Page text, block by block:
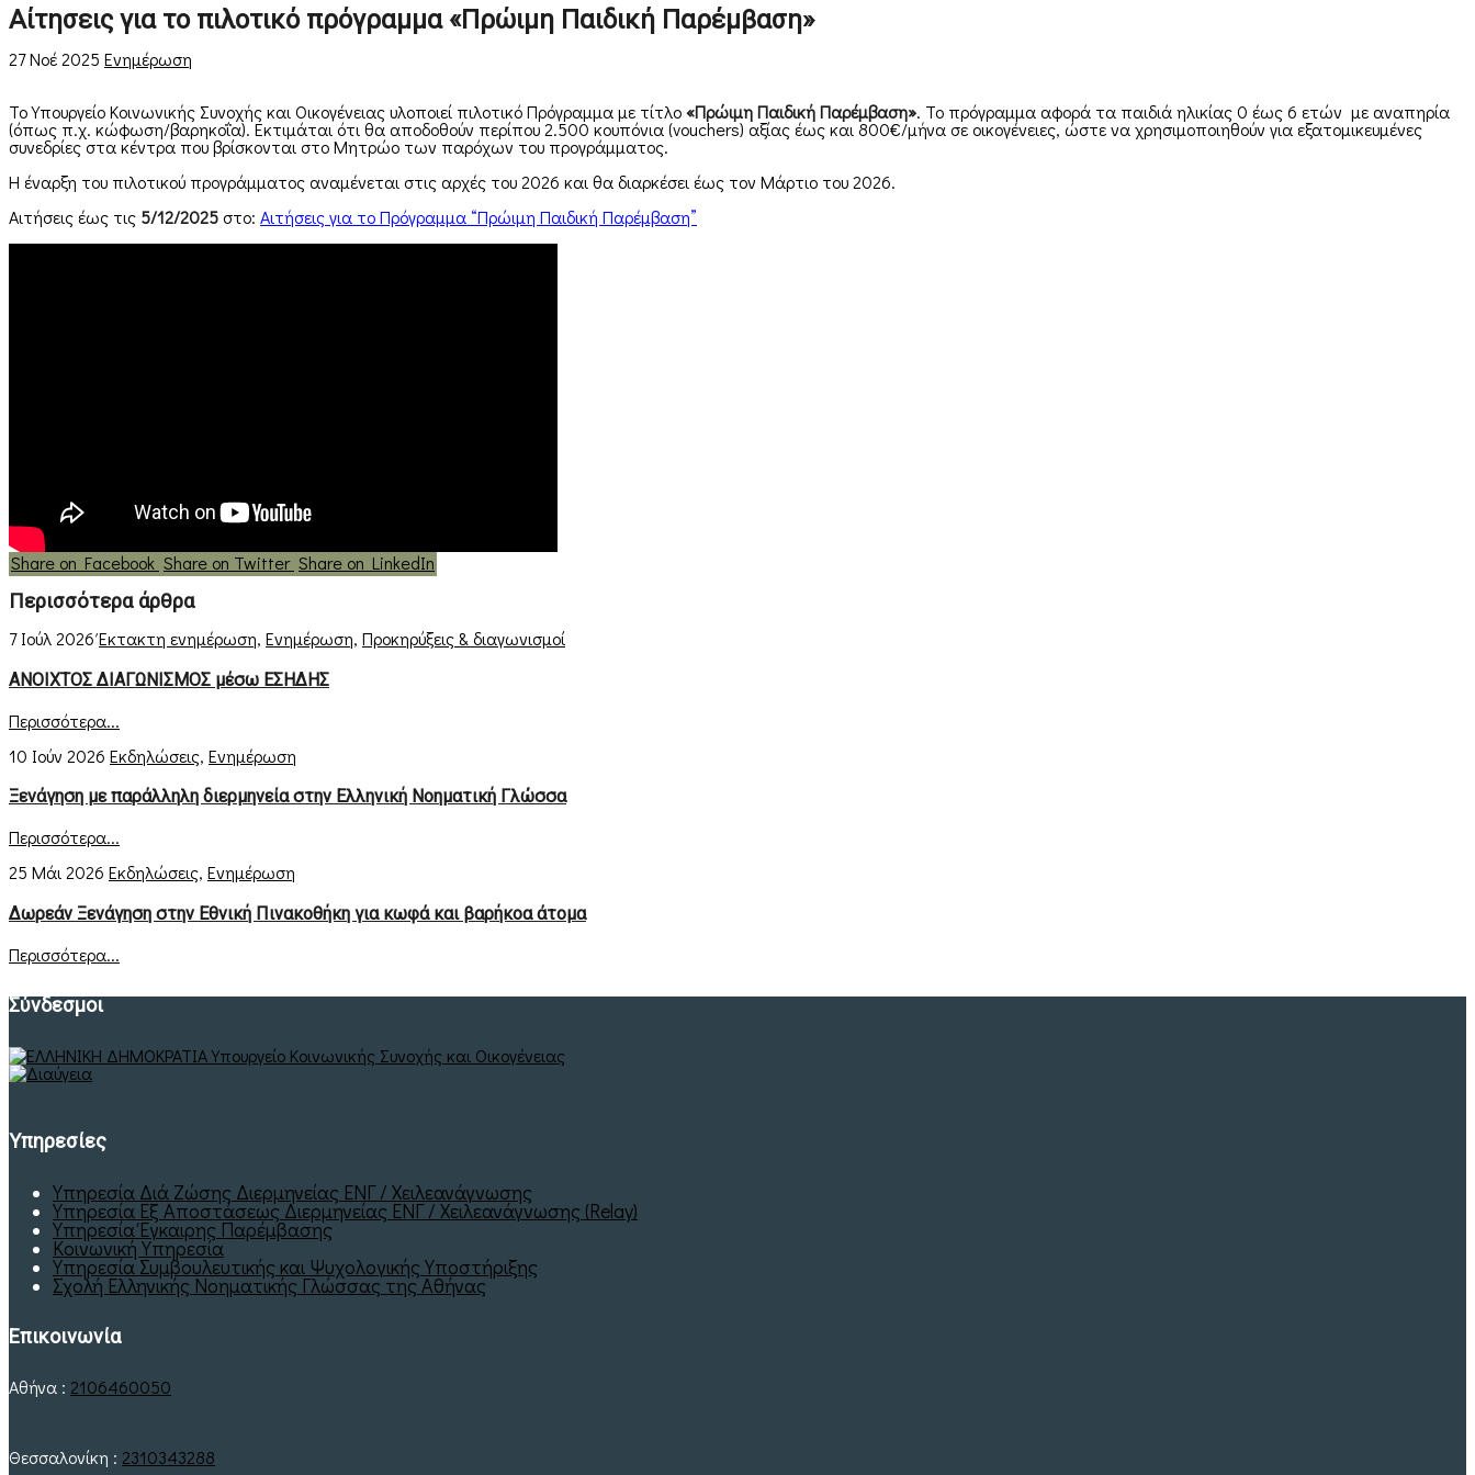
Αίτησεις για το πιλοτικό πρόγραμμα «Πρώιμη Παιδική Παρέμβαση»
27 Νοέ 2025 Ενημέρωση
Το Υπουργείο Κοινωνικής Συνοχής και Οικογένειας υλοποιεί πιλοτικό Πρόγραμμα με τίτλο«Πρώιμη Παιδική Παρέμβαση». Το πρόγραμμα αφορά τα παιδιά ηλικίας 0 έως 6 ετών με αναπηρία
(όπως π.χ. κώφωση/βαρηκοΐα). Εκτιμάται ότι θα αποδοθούν περίπου 2.500 κουπόνια (vouchers) αξίας έως και 800€/μήνα σε οικογένειες, ώστε να χρησιμοποιηθούν για εξατομικευμένες
συνεδρίες στα κέντρα που βρίσκονται στο Μητρώο των παρόχων του προγράμματος.
Η έναρξη του πιλοτικού προγράμματος αναμένεται στις αρχές του 2026 και θα διαρκέσει έως τον Μάρτιο του 2026.
Αιτήσεις έως τις 5/12/2025στο: Αιτήσεις για το Πρόγραμμα “Πρώιμη Παιδική Παρέμβαση”
Share on Facebook Share on Twitter Share on LinkedIn
Περισσότερα άρθρα
7 Ιούλ 2026 Έκτακτη ενημέρωση, Ενημέρωση, Προκηρύξεις & διαγωνισμοί
ΑΝΟΙΧΤΟΣ ΔΙΑΓΩΝΙΣΜΟΣ μέσω ΕΣΗΔΗΣ
Περισσότερα...
10 Ιούν 2026 Εκδηλώσεις, Ενημέρωση
Ξενάγηση με παράλληλη διερμηνεία στην Ελληνική Νοηματική Γλώσσα
Περισσότερα...
25 Μάι 2026 Εκδηλώσεις, Ενημέρωση
Δωρεάν Ξενάγηση στην Εθνική Πινακοθήκη για κωφά και βαρήκοα άτομα
Περισσότερα...
Σύνδεσμοι
Υπηρεσίες
Υπηρεσία Διά Ζώσης Διερμηνείας ΕΝΓ / Χειλεανάγνωσης
Υπηρεσία Εξ Αποστάσεως Διερμηνείας ΕΝΓ / Χειλεανάγνωσης (Relay)
Υπηρεσία Έγκαιρης Παρέμβασης
Κοινωνική Υπηρεσία
Υπηρεσία Συμβουλευτικής και Ψυχολογικής Υποστήριξης
Σχολή Ελληνικής Νοηματικής Γλώσσας της Αθήνας
Επικοινωνία
Αθήνα : 2106460050
Θεσσαλονίκη : 2310343288